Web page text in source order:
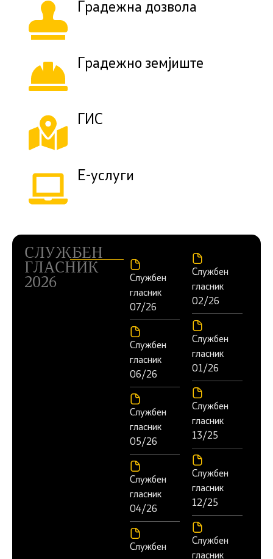
Градежна дозвола
Градежно земјиште
ГИС
Е-услуги
СЛУЖБЕН
ГЛАСНИК
2026
Службен
гласник
07/26
Службен
гласник
06/26
Службен
гласник
05/26
Службен
гласник
04/26
Службен
Службен
гласник
02/26
Службен
гласник
01/26
Службен
гласник
13/25
Службен
гласник
12/25
Службен
гласник